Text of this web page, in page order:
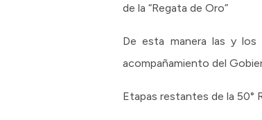
de la “Regata de Oro”
De esta manera las y
acompañamiento del
Etapas restantes de la 50°